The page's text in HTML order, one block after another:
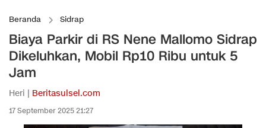
Beranda Sidrap
Biaya Parkir di RS Nene Mallomo Sidrap
Dikeluhkan, Mobil Rp10 Ribu untuk 5
Jam
Heri | Beritasulsel.com
17 September 2025 21:27